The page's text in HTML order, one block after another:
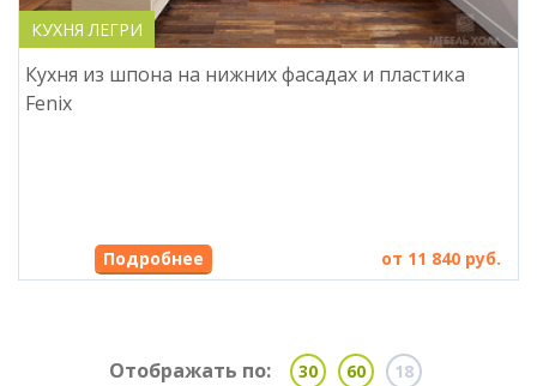
КУХНЯ ЛЕГРИ
Кухня из шпона на нижних фасадах и пластика
Fenix
от 11 840 руб.
Отображать по: 30 60 18